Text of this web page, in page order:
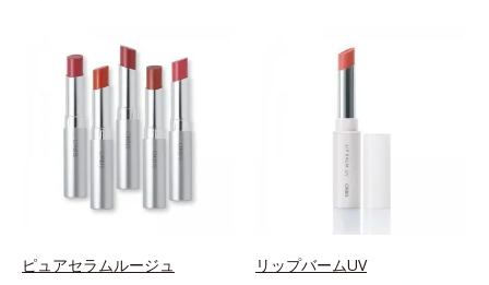
シュが目安）ミストを塗布後、肌に
触れずに乾くまでそのままお待ちく
る小ジワをカバーしてハリ肌に整え
る高機能化粧下地毛穴や小ジワの凹
ンケア発想の化粧下地です。保湿成
分が肌全層(*2)に働きかけて、肌の
うるおいをグンとアップ＆リッチな
クリームのようにぴたっと密着。乾
燥による小ジワを目立たなく(*1)
す。むやみに隠すのではなくふわり
ラスできます。アイラインを描いた
後に、後ろに付いているチップでま
ぱっちりと際立つナチュラルな目元
く、美しい仕上がりを長時間キー
プ。目元ケア成分(*)で目元の負担も
軽減します。※中身を取り替えられ
るリフィルをご用意しています。*
パンテノール配合＝保湿成分
ピュアセラムルージュ リップバームUV